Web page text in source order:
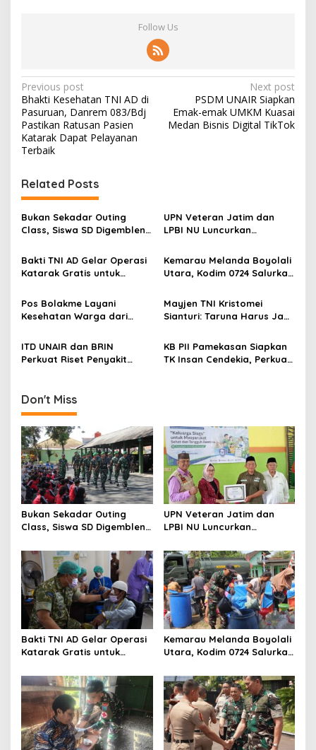
Follow Us
P
o
s
t
a
v
i
a
i
o
n
Previous post
Bhakti Kesehatan TNI AD di
Pasuruan, Danrem 083/Bdj
Pastikan Ratusan Pasien
Katarak Dapat Pelayanan
Terbaik
Next post
PSDM UNAIR Siapkan
Emak-emak UMKM Kuasai
Medan Bisnis Digital TikTok
Related Posts
Bukan Sekadar Outing
Class, Siswa SD Digembleng
UPN Veteran Jatim dan
LPBI NU Luncurkan
Ketangguhan Bencana
Bakti TNI AD Gelar Operasi
Katarak Gratis untuk
Kemarau Melanda Boyolali
Utara, Kodim 0724 Salurkan
Pos Bolakme Layani
Kesehatan Warga dari
Pegunungan
Mayjen TNI Kristomei
Sianturi: Taruna Harus Jadi
ITD UNAIR dan BRIN
Perkuat Riset Penyakit
KB PII Pamekasan Siapkan
TK Insan Cendekia, Perkuat
Don't Miss
Bukan Sekadar Outing
Class, Siswa SD Digembleng
UPN Veteran Jatim dan
LPBI NU Luncurkan
Ketangguhan Bencana
Bakti TNI AD Gelar Operasi
Katarak Gratis untuk
Kemarau Melanda Boyolali
Utara, Kodim 0724 Salurkan